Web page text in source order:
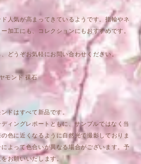
人気が高まってきているようです。指輪やネ
加工にも、コレクションにもおすすめです。
どうぞお気軽にお問い合わせください。
モンド 裸石
ドはすべて新品です。
ィングレポートともに、サンプルではなく当
色に近くなるように自然光で撮影しておりま
よって色合いが異なる場合がございます。予
お願いいたします。